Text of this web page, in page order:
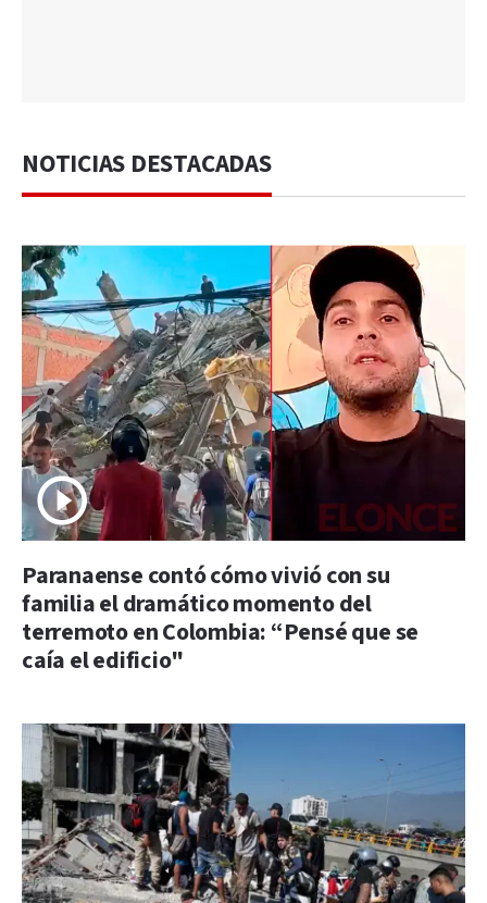
NOTICIAS DESTACADAS
Paranaense contó cómo vivió con su
familia el dramático momento del
terremoto en Colombia: “Pensé que se
caía el edificio"